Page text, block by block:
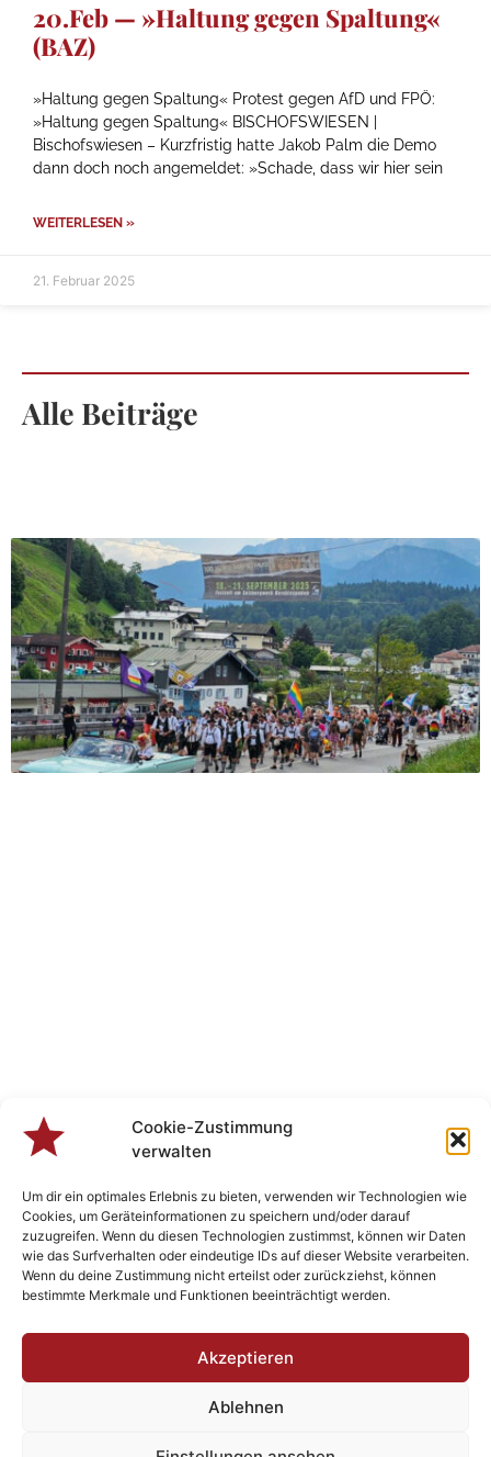
Cookie-Zustimmung
verwalten
Um dir ein optimales Erlebnis zu bieten, verwenden wir Technologien wie
Cookies, um Geräteinformationen zu speichern und/oder darauf
zuzugreifen. Wenn du diesen Technologien zustimmst, können wir Daten
wie das Surfverhalten oder eindeutige IDs auf dieser Website verarbeiten.
Wenn du deine Zustimmung nicht erteilst oder zurückziehst, können
bestimmte Merkmale und Funktionen beeinträchtigt werden.
Akzeptieren
Ablehnen
20.Feb — »Haltung gegen Spaltung«
(BAZ)
»Haltung gegen Spaltung« Protest gegen AfD und FPÖ:
»Haltung gegen Spaltung« BISCHOFSWIESEN |
Bischofswiesen – Kurzfristig hatte Jakob Palm die Demo
dann doch noch angemeldet: »Schade, dass wir hier sein
WEITERLESEN »
21. Februar 2025
Alle Beiträge
Veranstaltungen